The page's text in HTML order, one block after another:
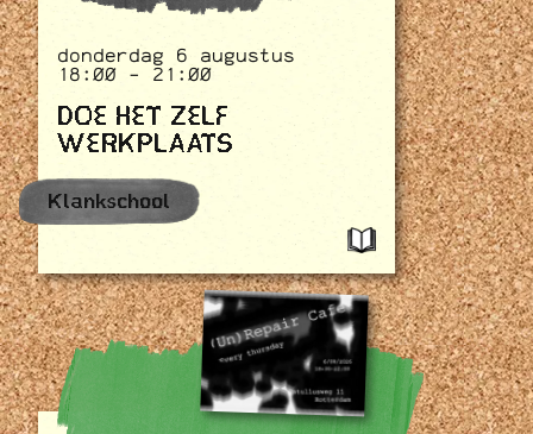
donderdag 6 augustus
18:00 - 21:00
DOE HET ZELF
WERKPLAATS
Klankschool